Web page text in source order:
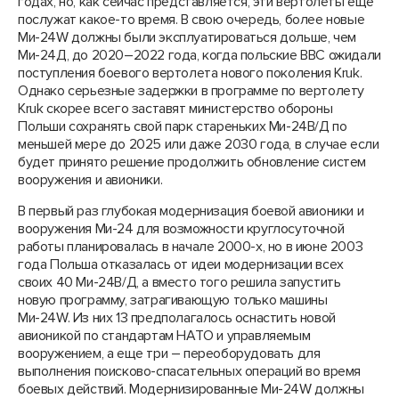
послужат какое-то время. В свою очередь, более новые
Ми-24W должны были эксплуатироваться дольше, чем
Ми-24Д, до 2020–2022 года, когда польские ВВС ожидали
поступления боевого вертолета нового поколения Kruk.
Однако серьезные задержки в программе по вертолету
Kruk скорее всего заставят министерство обороны
Польши сохранять свой парк стареньких Ми-24В/Д по
меньшей мере до 2025 или даже 2030 года, в случае если
будет принято решение продолжить обновление систем
вооружения и авионики.
В первый раз глубокая модернизация боевой авионики и
вооружения Ми-24 для возможности круглосуточной
работы планировалась в начале 2000-х, но в июне 2003
года Польша отказалась от идеи модернизации всех
своих 40 Ми-24В/Д, а вместо того решила запустить
новую программу, затрагивающую только машины
Ми-24W. Из них 13 предполагалось оснастить новой
авионикой по стандартам НАТО и управляемым
вооружением, а еще три – переоборудовать для
выполнения поисково-спасательных операций во время
боевых действий. Модернизированные Ми-24W должны